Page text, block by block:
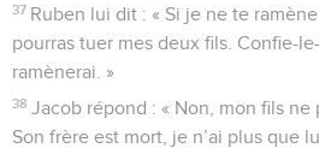
37 Ruben lui dit : « Si je ne te
pourras tuer mes deux fils. Confie-
ramènerai. »
38 Jacob répond : « Non, mon fils ne
Son frère est mort, je n’ai plus que